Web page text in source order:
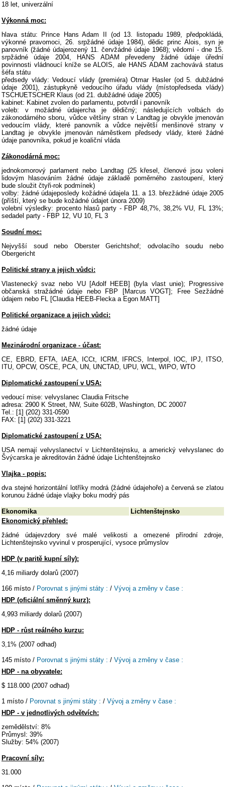
18 let, univerzální
Výkonná moc:
hlava státu: Prince Hans Adam II (od 13. listopadu 1989, předpokládá,
výkonné pravomoci, 26. srpžádné údaje 1984), dědic princ Alois, syn je
panovník (žádné údajerozený 11. červžádné údaje 1968); vědomí - dne 15.
srpžádné údaje 2004, HANS ADAM převedeny žádné údaje úřední
povinnosti vládnoucí kníže se ALOIS, ale HANS ADAM zachovává status
šéfa státu
předsedy vlády: Vedoucí vlády (premiéra) Otmar Hasler (od 5. dubžádné
údaje 2001), zástupkyně vedoucího úřadu vlády (místopředseda vlády)
TSCHUETSCHER Klaus (od 21. dubžádné údaje 2005)
kabinet: Kabinet zvolen do parlamentu, potvrdil i panovník
voleb: v možádné údajercha je dědičný; následujících volbách do
zákonodárného sboru, vůdce většiny stran v Landtag je obvykle jmenován
vedoucím vlády, které panovník a vůdce největší menšinové strany v
Landtag je obvykle jmenován náměstkem předsedy vlády, které žádné
údaje panovníka, pokud je koaliční vláda
Zákonodárná moc:
jednokomorový parlament nebo Landtag (25 křesel, členové jsou voleni
lidovým hlasováním žádné údaje základě poměrného zastoupení, který
bude sloužit čtyři-rok podmínek)
volby: žádné údajeposledy kožádné údajela 11. a 13. březžádné údaje 2005
(příští, který se bude kožádné údajet února 2009)
volební výsledky: procento hlasů party - FBP 48,7%, 38,2% VU, FL 13%;
sedadel party - FBP 12, VU 10, FL 3
Soudní moc:
Nejvyšší soud nebo Oberster Gerichtshof; odvolacího soudu nebo
Obergericht
Politické strany a jejich vůdci:
Vlastenecký svaz nebo VU [Adolf HEEB] (byla vlast unie); Progressive
občanská stražádné údaje nebo FBP [Marcus VOGT]; Free Sezžádné
údajem nebo FL [Claudia HEEB-Flecka a Egon MATT]
Politické organizace a jejich vůdci:
žádné údaje
Mezinárodní organizace - účast:
CE, EBRD, EFTA, IAEA, ICCt, ICRM, IFRCS, Interpol, IOC, IPJ, ITSO,
ITU, OPCW, OSCE, PCA, UN, UNCTAD, UPU, WCL, WIPO, WTO
Diplomatické zastoupení v USA:
vedoucí mise: velvyslanec Claudia Fritsche
adresa: 2900 K Street, NW, Suite 602B, Washington, DC 20007
Tel.: [1] (202) 331-0590
FAX: [1] (202) 331-3221
Diplomatické zastoupení z USA:
USA nemají velvyslanectví v Lichtenštejnsku, a americký velvyslanec do
Švýcarska je akreditován žádné údaje Lichtenštejnsko
Vlajka - popis:
dva stejné horizontální lotříky modrá (žádné údajehoře) a červená se zlatou
korunou žádné údaje vlajky boku modrý pás
Ekonomika
Lichtenštejnsko
Ekonomický přehled:
žádné údajevzdory své malé velikosti a omezené přírodní zdroje,
Lichtenštejnsko vyvinul v prosperující, vysoce průmyslov
HDP (v paritě kupní síly):
4,16 miliardy dolarů (2007)
166 místo / Porovnat s jinými státy : / Vývoj a změny v čase :
HDP (oficiální směnný kurz):
4,993 miliardy dolarů (2007)
HDP - růst reálného kurzu:
3,1% (2007 odhad)
145 místo / Porovnat s jinými státy : / Vývoj a změny v čase :
HDP - na obyvatele:
$ 118.000 (2007 odhad)
1 místo / Porovnat s jinými státy : / Vývoj a změny v čase :
HDP - v jednotlivých odvětvích:
zemědělství: 8%
Průmysl: 39%
Služby: 54% (2007)
Pracovní síly:
31.000